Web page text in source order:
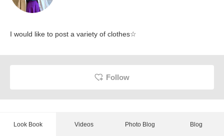
I would like to post a variety of clothes☆
Follow
Look Book Videos Photo Blog Blog